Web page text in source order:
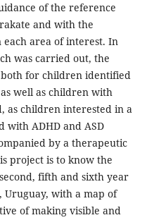
of the reference
and with the
area of ​​interest. In
was carried out, the
for children identified
well as children with
as children interested in a
with ADHD and ASD
by a therapeutic
project is to know the
fifth and sixth year
Uruguay, with a map of
of making visible and